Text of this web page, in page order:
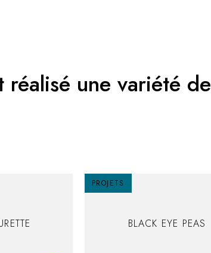
réalisé une variété de
PROJETS
BLACK EYE PEAS